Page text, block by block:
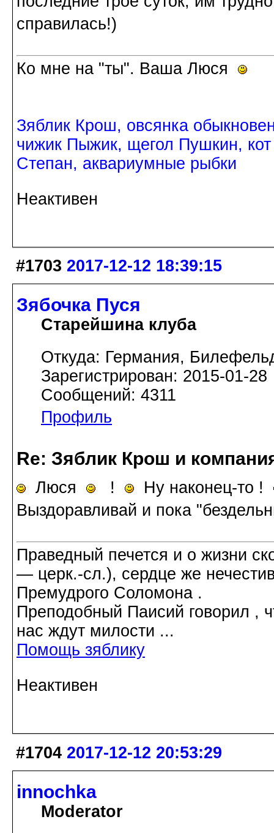
справилась!)
Ко мне на "ты". Ваша Люся
Зяблик Крош, овсянка
чижик Пыжик, щегол Пушкин,
Степан, аквариумные рыбки
Неактивен
#1703 2017-12-12 18:39:15
Зябочка Пуся
Старейшина клуба
Откуда: Германия,
Зарегистрирован: 2015-01-28
Сообщений: 4311
Профиль
Re: Зяблик Крош и
Люся !
Ну наконец-то !
Выздоравливай и пока
Праведный печется и о жизни
― церк.-сл.), сердце же
Премудрого Соломона .
Преподобный Паисий говорил ,
нас ждут милости ...
Помощь зяблику
Неактивен
#1704 2017-12-12 20:53:29
innochka
Moderator